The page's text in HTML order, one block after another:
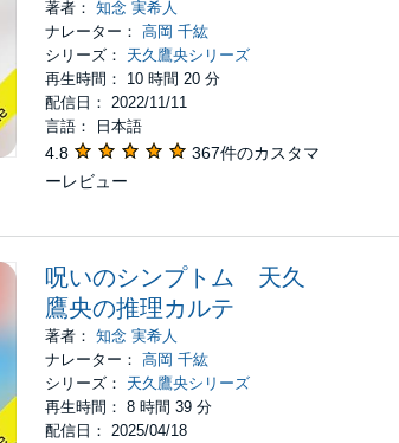
著者：知念 実希人
ナレーター：高岡 千紘
シリーズ： 天久鷹央シリーズ
再生時間： 10 時間 20 分
配信日： 2022/11/11
言語： 日本語
4.8
367件のカスタマ
ーレビュー
呪いのシンプトム 天久
鷹央の推理カルテ
著者：知念 実希人
ナレーター：高岡 千紘
シリーズ： 天久鷹央シリーズ
再生時間： 8 時間 39 分
配信日： 2025/04/18